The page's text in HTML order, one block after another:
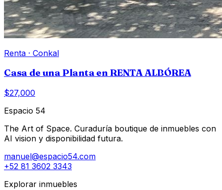
Renta · Conkal
Casa de una Planta en RENTA ALBÓREA
$27,000
Espacio 54
The Art of Space. Curaduría boutique de inmuebles con
AI vision y disponibilidad futura.
manuel@espacio54.com
+52 81 3602 3343
Explorar inmuebles